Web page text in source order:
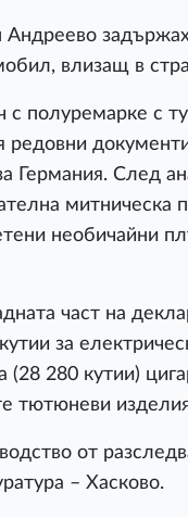
влизащ в
с полуремарке с
документи
Германия. След
митническа
необичайни
част на
за
280 кутии)
тютюневи
от
– Хасково.